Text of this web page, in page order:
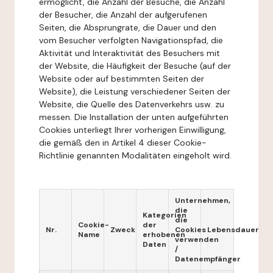
der Besucher, die Anzahl der aufgerufenen
Seiten, die Absprungrate, die Dauer und den
vom Besucher verfolgten Navigationspfad, die
Aktivität und Interaktivität des Besuchers mit
der Website, die Häufigkeit der Besuche (auf der
Website oder auf bestimmten Seiten der
Website), die Leistung verschiedener Seiten der
Website, die Quelle des Datenverkehrs usw. zu
messen. Die Installation der unten aufgeführten
Cookies unterliegt Ihrer vorherigen Einwilligung,
die gemäß den in Artikel 4 dieser Cookie-
Richtlinie genannten Modalitäten eingeholt wird.
Nr.
Cookie-
Name
Zweck
Kategorien
der
erhobenen
Daten
Unternehmen,
die
die
Cookies
verwenden
/
Datenempfänger
Lebensdauer